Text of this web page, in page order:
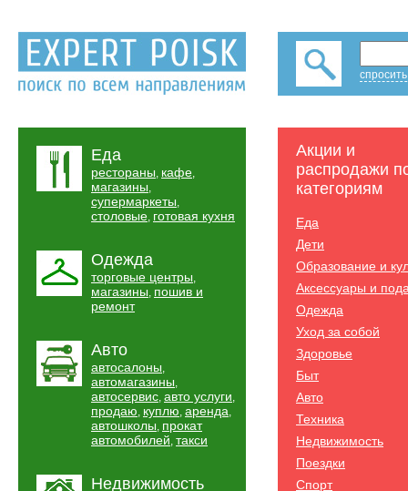
Еда
рестораны, кафе,
магазины,
супермаркеты,
столовые, готовая кухня
Одежда
торговые центры,
магазины, пошив и
ремонт
Авто
автосалоны,
автомагазины,
автосервис, авто услуги,
продаю, куплю, аренда,
автошколы, прокат
автомобилей, такси
Недвижимость
Акции и
распродажи
категориям
Еда
Дети
Образование и
Аксессуары и
Одежда
Уход за собой
Здоровье
Быт
Авто
Техника
Недвижимость
Поездки
Спорт